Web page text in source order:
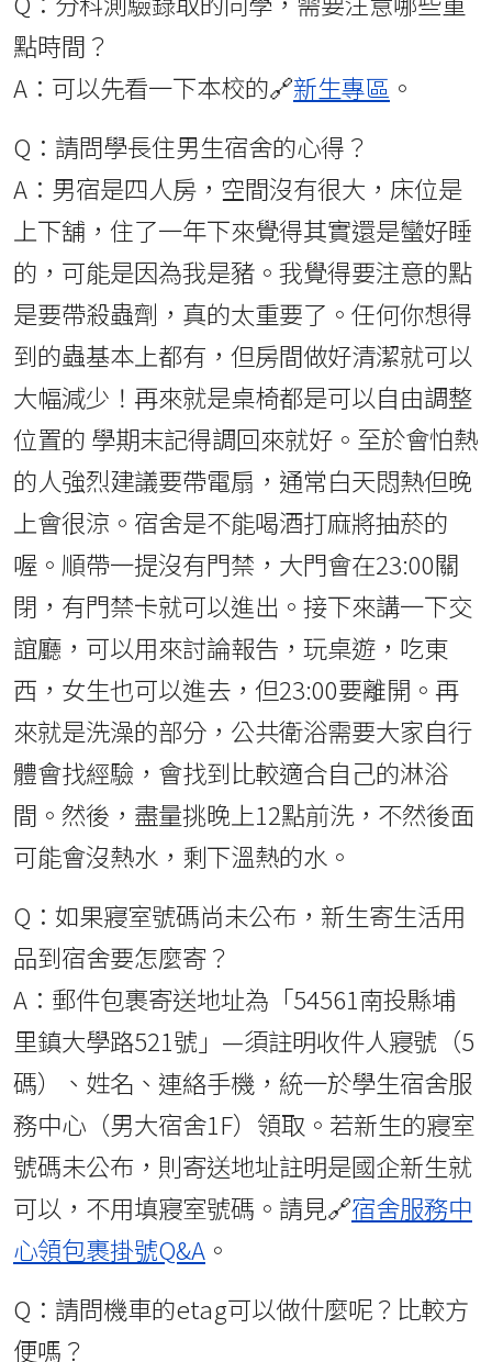
點時間？
A：可以先看一下本校的🔗新生專區 。
Q：請問學長住男生宿舍的心得？
A：男宿是四人房，空間沒有很大，床位是
上下舖，住了一年下來覺得其實還是蠻好睡
的，可能是因為我是豬。我覺得要注意的點
是要帶殺蟲劑，真的太重要了。任何你想得
到的蟲基本上都有，但房間做好清潔就可以
大幅減少！再來就是桌椅都是可以自由調整
位置的 學期末記得調回來就好。至於會怕熱
的人強烈建議要帶電扇，通常白天悶熱但晚
上會很涼。宿舍是不能喝酒打麻將抽菸的
喔。順帶一提沒有門禁，大門會在23:00關
閉，有門禁卡就可以進出。接下來講一下交
誼廳，可以用來討論報告，玩桌遊，吃東
西，女生也可以進去，但23:00要離開。再
來就是洗澡的部分，公共衛浴需要大家自行
體會找經驗，會找到比較適合自己的淋浴
間。然後，盡量挑晚上12點前洗，不然後面
可能會沒熱水，剩下溫熱的水。
Q：如果寢室號碼尚未公布，新生寄生活用
品到宿舍要怎麼寄？
A：郵件包裹寄送地址為「54561南投縣埔
里鎮大學路521號」—須註明收件人寢號（5
碼）、姓名、連絡手機，統一於學生宿舍服
務中心（男大宿舍1F）領取。若新生的寢室
號碼未公布，則寄送地址註明是國企新生就
可以，不用填寢室號碼。請見🔗宿舍服務中
心領包裹掛號Q&A 。
Q：請問機車的etag可以做什麼呢？比較方
便嗎？